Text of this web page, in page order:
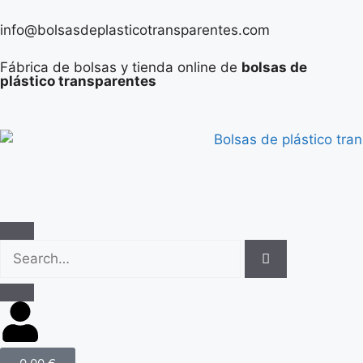
info@bolsasdeplasticotransparentes.com
Fábrica de bolsas y tienda online de bolsas de
plástico transparentes